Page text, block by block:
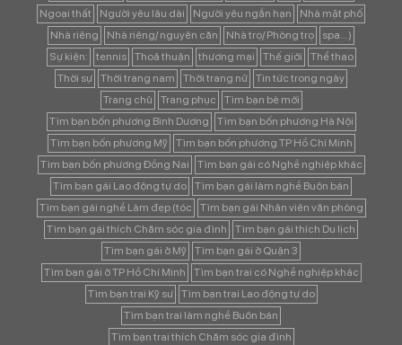
Ngoại thất
Người yêu lâu dài Người yêu ngắn hạn
Nhà mặt phố
Nhà riêng
Nhà riêng/ nguyên căn Nhà trọ/ Phòng trọ
spa...)
Sự kiện:
tennis Thoả thuận thương mại Thế giới
Thể thao
Thời sự
Thời trang nam Thời trang nữ
Tin tức trong ngày
Trang chủ
Trang phục
Tìm bạn bè mới
Tìm bạn bốn phương Bình Dương
Tìm bạn bốn phương Hà Nội
Tìm bạn bốn phương Mỹ
Tìm bạn bốn phương TP Hồ Chí Minh
Tìm bạn bốn phương Đồng Nai
Tìm bạn gái có Nghề nghiệp khác
Tìm bạn gái Lao động tự do
Tìm bạn gái làm nghề Buôn bán
Tìm bạn gái nghề Làm đẹp (tóc
Tìm bạn gái Nhân viên văn phòng
Tìm bạn gái thích Chăm sóc gia đình
Tìm bạn gái thích Du lịch
Tìm bạn gái ở Mỹ
Tìm bạn gái ở Quận 3
Tìm bạn gái ở TP Hồ Chí Minh
Tìm bạn trai có Nghề nghiệp khác
Tìm bạn trai Kỹ sư
Tìm bạn trai Lao động tự do
Tìm bạn trai làm nghề Buôn bán
Tìm bạn trai thích Chăm sóc gia đình